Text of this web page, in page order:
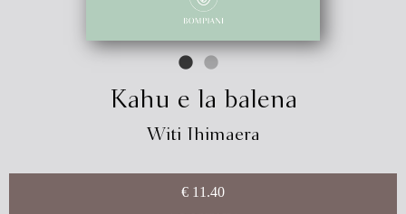
Kahu e la balena
Witi Ihimaera
€ 11.40